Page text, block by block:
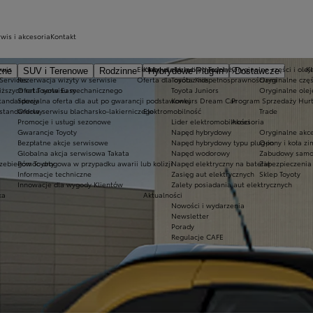
SUV i Terenowe Rodzinne Hybrydowe Plug-in
Dostawcze
Ekobonus dla hybryd Toyoty
Oferta dla osób z niepełnosprawnościami
Toyoty
Kluby dla dzieci i młodzieży
Toyota Kids
Toyota Juniors
Konkurs Dream Car
Elektromobilność
Lider elektromobilności
Napęd hybrydowy
Napęd hybrydowy typu plug-in
Napęd wodorowy
Napęd elektryczny na baterię
Zasięg aut elektrycznych
Zalety posiadania aut elektrycznych
Aktualności
Nowości i wydarzenia
Newsletter
Porady
Regulacje CAFE
rat Toyota Easy
i akcesoria
Rezerwacja wizyty w serwisie
Oferta serwisu mechanicznego
Specjalna oferta dla aut po gwarancji podstawowej
Oferta serwisu blacharsko-lakierniczego
Promocje i usługi sezonowe
Gwarancje Toyoty
Bezpłatne akcje serwisowe
Globalna akcja serwisowa Takata
Pomoc drogowa w przypadku awarii lub kolizji
Informacje techniczne
Innowacje dla wygody Klientów
Oryginalne części i
Oryginalne
Oryginalne
Program Sprzedaży
Trade
Akcesoria
Oryginalne
Opony i koła
Zabudowy
Sklep Toyoty
Kontakt